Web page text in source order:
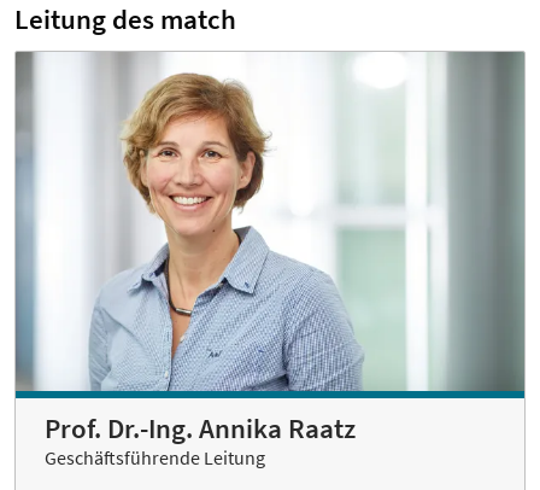
Leitung des match
Prof. Dr.-Ing. Annika Raatz
Geschäftsführende Leitung